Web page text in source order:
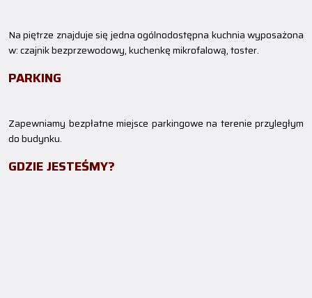
Na piętrze znajduje się jedna ogólnodostępna kuchnia wyposażona
w: czajnik bezprzewodowy, kuchenkę mikrofalową, toster.
PARKING
Zapewniamy bezpłatne miejsce parkingowe na terenie przyległym
do budynku.
GDZIE JESTEŚMY?